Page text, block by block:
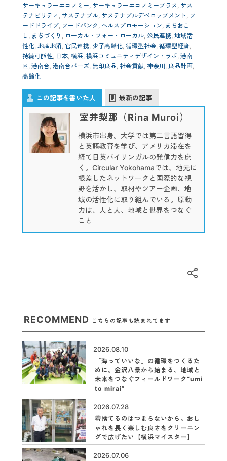
サーキュラーエコノミー, サーキュラーエコノミープラス, サス
テナビリティ , サステナブル, サステナブルデベロップメント , フ
ードドライブ, フードバンク , ヘルスプロモーション, まちおこ
し , まちづくり , ローカル・フォー・ローカル, 公民連携, 地域活
性化, 地産地消, 官民連携, 少子高齢化, 循環型社会, 循環型経済,
持続可能性, 日本, 横浜, 横浜コミュニティデザイン・ラボ, 港南
区, 港南台, 港南台バーズ, 無印良品, 社会貢献, 神奈川, 良品計画,
高齢化
この記事を書いた人 最新の記事
室井梨那（Rina Muroi）
横浜市出身。大学では第二言語習得
と英語教育を学び、アメリカ滞在を
経て日英バイリンガルの発信力を磨
く。Circular Yokohamaでは、地元に
根差したネットワークと国際的な視
野を活かし、取材やツアー企画、地
域の活性化に取り組んでいる。原動
力は、人と人、地域と世界をつなぐ
こと
RECOMMEND こちらの記事も読まれてます
2026.08.10
「海っていいな」の循環をつくるた
めに。金沢八景から始まる、地域と
未来をつなぐフィールドワーク“umi
to mirai”
2026.07.28
着捨てるのはつまらないから。おし
ゃれを長く楽しむ良さをクリーニン
グで広げたい【横浜マイスター】
2026.07.06